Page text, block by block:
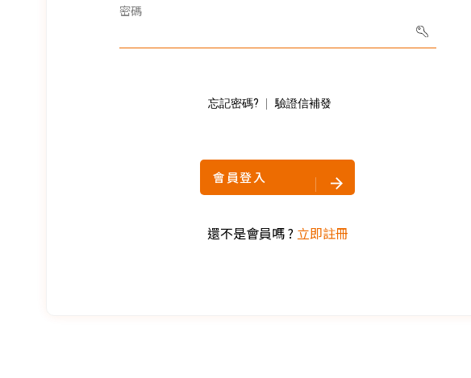
密碼
忘記密碼? 驗證信補發
會員登入
還不是會員嗎 ? 立即註冊
2026NINE ZERO PLURAL INC.All Rights Reserved.